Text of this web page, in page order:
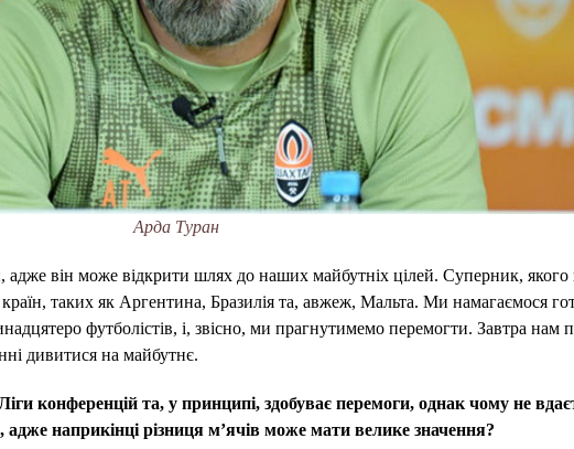
Арда Туран
він може відкрити шлях до наших майбутніх цілей. Суперник,
таких як Аргентина, Бразилія та, авжеж, Мальта. Ми намагаємося
футболістів, і, звісно, ми прагнутимемо перемогти. Завтра нам
дивитися на майбутнє.
конференцій та, у принципі, здобуває перемоги, однак чому не
наприкінці різниця мʼячів може мати велике значення?